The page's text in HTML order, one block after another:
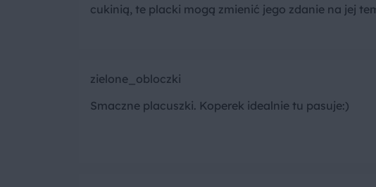
cukinią, te placki mogą zmienić jego zdanie na jej
zielone_obloczki
Smaczne placuszki. Koperek idealnie tu pasuje:)